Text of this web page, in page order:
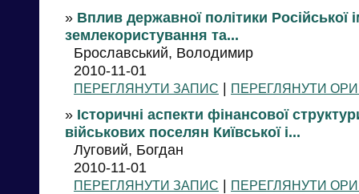
» Вплив державної політики Російської
землекористування та...
Брославський, Володимир
2010-11-01
ПЕРЕГЛЯНУТИ ЗАПИС | ПЕРЕГЛЯНУТИ
» Історичні аспекти фінансової
військових поселян Київської і...
Луговий, Богдан
2010-11-01
ПЕРЕГЛЯНУТИ ЗАПИС | ПЕРЕГЛЯНУТИ